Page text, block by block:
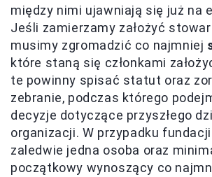
między nimi ujawniają się już na
Jeśli zamierzamy założyć
musimy zgromadzić co najmniej
które staną się członkami
te powinny spisać statut oraz
zebranie, podczas którego
decyzje dotyczące przyszłego
organizacji. W przypadku
zaledwie jedna osoba oraz
początkowy wynoszący co